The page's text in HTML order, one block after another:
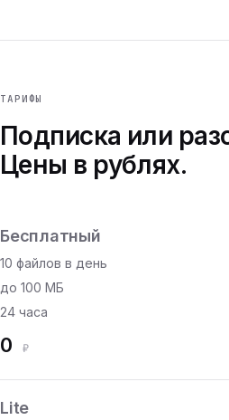
ТАРИФЫ
Подписка или
Цены в рублях.
Бесплатный
10 файлов в день
до 100 МБ
24 часа
0 ₽
Lite